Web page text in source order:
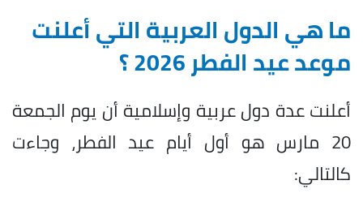
ما هي الدول العربية التي أعلنت
موعد عيد الفطر 2026 ؟
أعلنت عدة دول عربية وإسلامية أن يوم الجمعة
20 مارس هو أول أيام عيد الفطر، وجاءت
كالتالي: